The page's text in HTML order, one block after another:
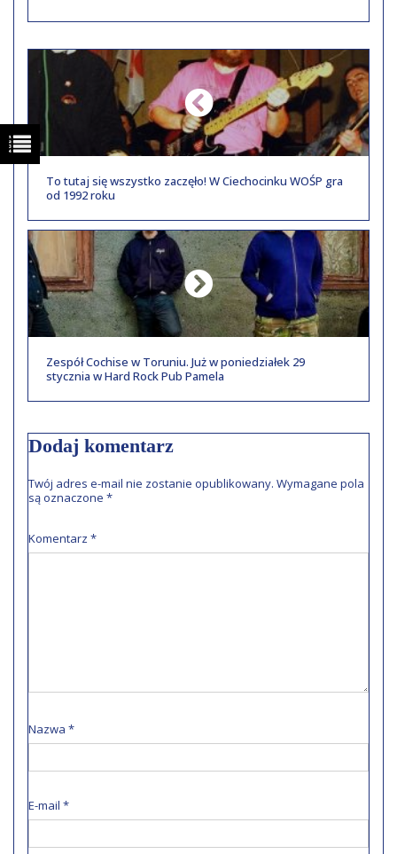
To tutaj się wszystko zaczęło! W Ciechocinku WOŚP gra
od 1992 roku
Zespół Cochise w Toruniu. Już w poniedziałek 29
stycznia w Hard Rock Pub Pamela
Dodaj komentarz
Twój adres e-mail nie zostanie opublikowany. Wymagane pola
są oznaczone *
Komentarz *
Nazwa *
E-mail *